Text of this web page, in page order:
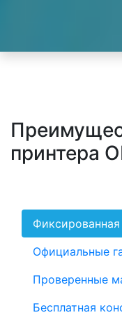
принтера
Фиксированная
Официальные
Проверенные
Бесплатная